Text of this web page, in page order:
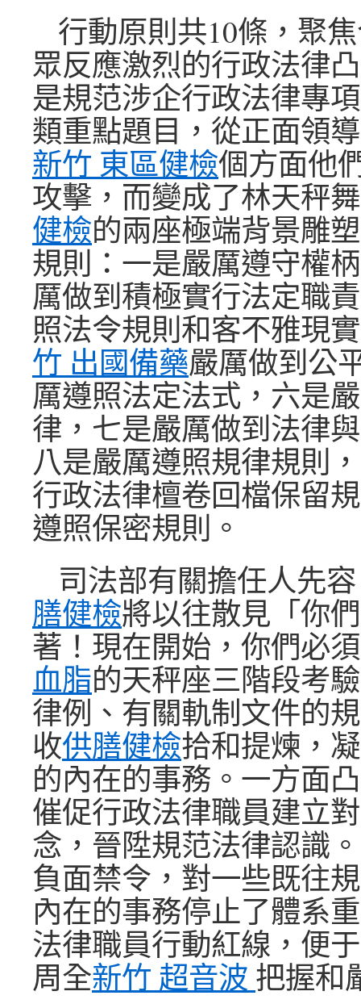
行動原則共10條，聚
眾反應激烈的行政法律
是規范涉企行政法律專
類重點題目，從正面領
新竹 東區健檢個方面他
攻擊，而變成了林天秤
健檢的兩座極端背景雕
規則：一是嚴厲遵守權
厲做到積極實行法定職
照法令規則和客不雅現
竹 出國備藥嚴厲做到公
厲遵照法定法式，六是
律，七是嚴厲做到法律
八是嚴厲遵照規律規則
行政法律檀卷回檔保留
遵照保密規則。
司法部有關擔任人先
膳健檢將以往散見「你
著！現在開始，你們必
血脂的天秤座三階段考
律例、有關軌制文件的
收供膳健檢拾和提煉，
的內在的事務。一方面
催促行政法律職員建立
念，晉陞規范法律認識
負面禁令，對一些既往
內在的事務停止了體系
法律職員行動紅線，便
周全新竹 超音波 把握和